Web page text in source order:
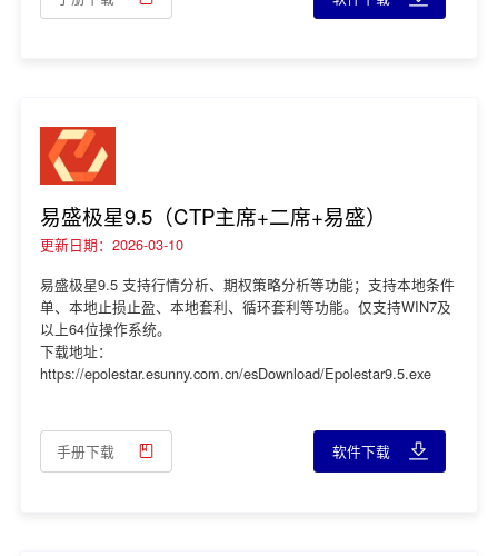
易盛极星9.5（CTP主席+二席+易盛）
更新日期：2026-03-10
易盛极星9.5 支持行情分析、期权策略分析等功能；支持本地条件
单、本地止损止盈、本地套利、循环套利等功能。仅支持WIN7及
以上64位操作系统。
下载地址：
https://epolestar.esunny.com.cn/esDownload/Epolestar9.5.exe
手册下载 软件下载